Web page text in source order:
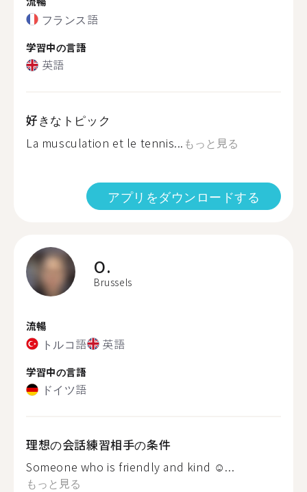
フランス語
学習中の言語
英語
好きなトピック
La musculation et le tennis... もっと見る
アプリをダウンロードする
O.
Brussels
流暢
トルコ語 英語
学習中の言語
ドイツ語
理想の会話練習相手の条件
Someone who is friendly and kind ☺...
もっと見る